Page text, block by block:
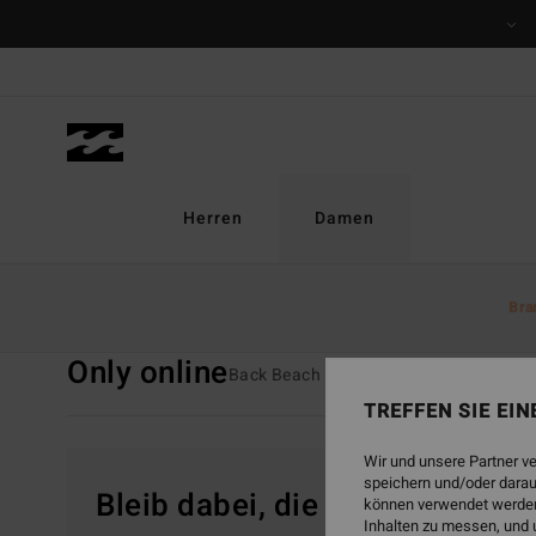
springen
Herren Damen
Only onlineBack Beach
Bleib dabei, die Produkte
TREFFEN SIE
Wir und unsere Partner
speichern und/oder
können verwendet
Inhalten zu messen, und